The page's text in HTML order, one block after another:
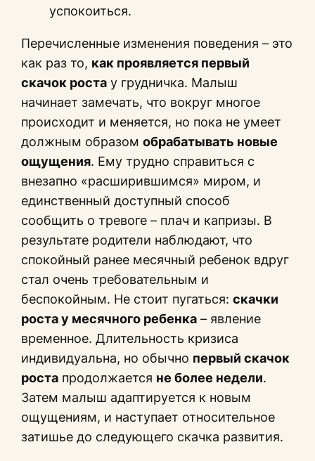
успокоиться.
Перечисленные изменения поведения – это
как раз то, как проявляется первый
скачок роста у грудничка. Малыш
начинает замечать, что вокруг многое
происходит и меняется, но пока не умеет
должным образомобрабатывать новые
ощущения. Ему трудно справиться с
внезапно «расширившимся» миром, и
единственный доступный способ
сообщить о тревоге – плач и капризы. В
результате родители наблюдают, что
спокойный ранее месячный ребенок вдруг
стал очень требовательным и
беспокойным. Не стоит пугаться:скачки
роста у месячного ребенка – явление
временное. Длительность кризиса
индивидуальна, но обычно первый скачок
роста продолжается не более недели.
Затем малыш адаптируется к новым
ощущениям, и наступает относительное
затишье до следующего скачка развития.